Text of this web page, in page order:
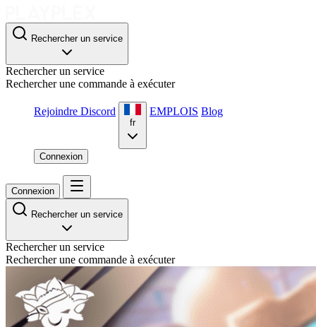
Rechercher un service
Rechercher un service
Rechercher une commande à exécuter
Rejoindre Discord
fr
EMPLOIS Blog
Connexion
Connexion
Rechercher un service
Rechercher un service
Rechercher une commande à exécuter